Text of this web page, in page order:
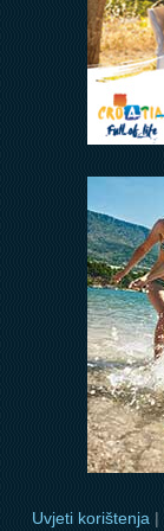
Uvjeti korištenja |